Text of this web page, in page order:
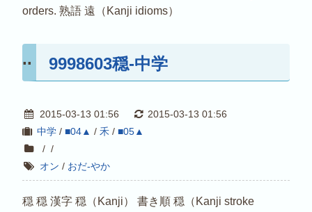
orders. 熟語 遠（Kanji idioms）
9998603穏-中学
2015-03-13 01:56
2015-03-13 01:56
中学/ ■04▲ / 禾/ ■05▲
/ /
オン / おだ-やか
穏 穏 漢字 穏（Kanji） 書き順 穏（Kanji stroke